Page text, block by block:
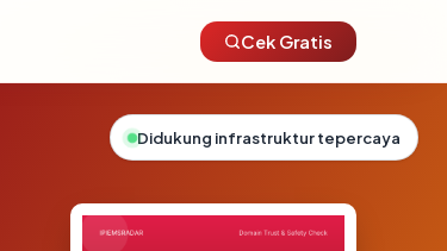
Cek Gratis
Didukung infrastruktur tepercaya